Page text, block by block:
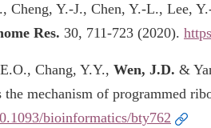
Cheng, Y.-J., Chen, Y.-L., Lee,
Res. 30, 711-723 (2020).
Chang, Y.Y., Wen, J.D. &
mechanism of programmed
bioinformatics/bty762